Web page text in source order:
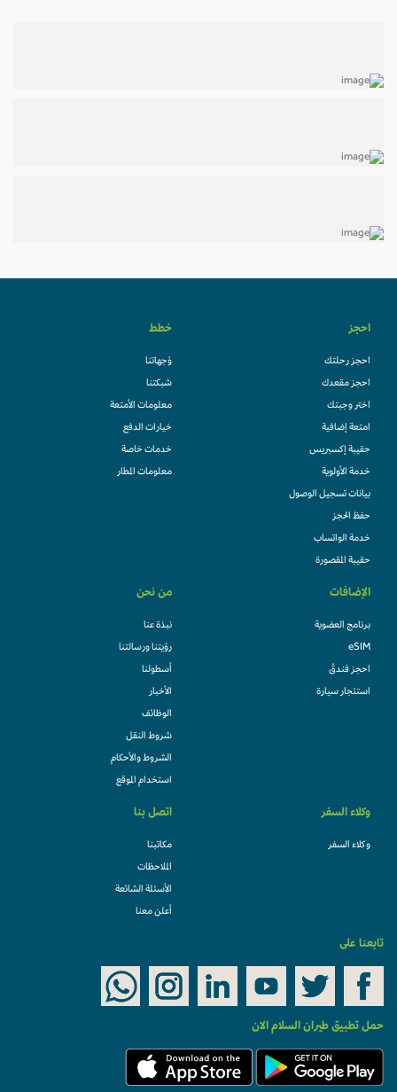
احجز
احجز رحلتك
احجز مقعدك
اختر وجبتك
امتعة إضافية
حقيبة إكسبريس
خدمة الأولوية
بيانات تسجيل الوصول
حفظ الحجز
خدمة الواتساب
حقيبة المقصورة
خطط
وُجهاتنا
شبكتنا
معلومات الأمتعة
خيارات الدفع
خدمات خاصة
معلومات المطار
الإضافات
برنامج العضوية
eSIM
احجز فندقً
استئجار سيارة
من نحن
نبذة عنا
رؤيتنا ورسالتنا
أسطولنا
الأخبار
الوظائف
شروط النقل
الشروط والأحكام
استخدام الموقع
وكلاء السفر
وكلاء السفر
اتصل بنا
مكاتبنا
الملاحظات
الأسئلة الشائعة
أعلن معنا
تابعنا على
حمل تطبيق طيران السلام الان